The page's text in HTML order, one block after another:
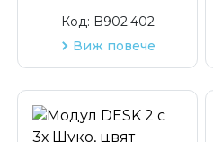
Код: B902.402
Виж повече